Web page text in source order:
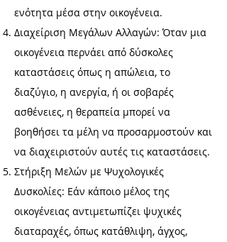
ενότητα μέσα στην οικογένεια.
Διαχείριση Μεγάλων Αλλαγών: Όταν μια
οικογένεια περνάει από δύσκολες
καταστάσεις όπως η απώλεια, το
διαζύγιο, η ανεργία, ή οι σοβαρές
ασθένειες, η θεραπεία μπορεί να
βοηθήσει τα μέλη να προσαρμοστούν και
να διαχειριστούν αυτές τις καταστάσεις.
Στήριξη Μελών με Ψυχολογικές
Δυσκολίες: Εάν κάποιο μέλος της
οικογένειας αντιμετωπίζει ψυχικές
διαταραχές, όπως κατάθλιψη, άγχος,